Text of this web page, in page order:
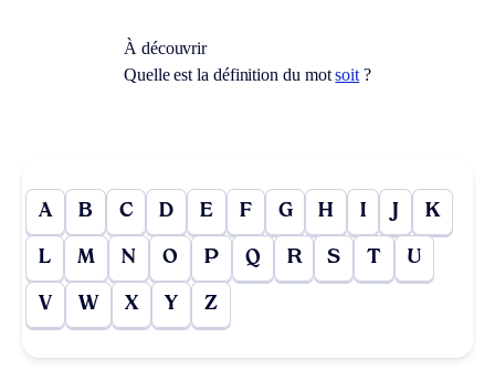
À découvrir
Quelle est la définition du motsoit ?
A B C D E F G H I J K
L M N O P Q R S T U
V W X Y Z